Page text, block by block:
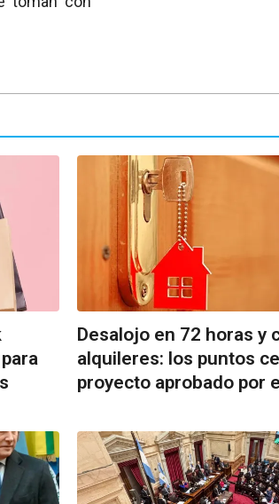
Desalojo en 72 horas y
alquileres: los puntos
proyecto aprobado por